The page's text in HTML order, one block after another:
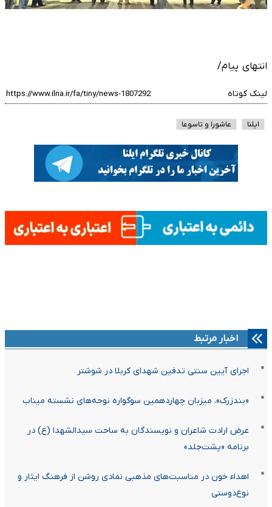
انتهای پیام/
لینک کوتاه
ایلنا عاشورا و تاسوعا
اخبار مرتبط
اجرای آیین سنتی تدفین شهدای کربلا در شوشتر
«بندزرک»، میزبان چهاردهمین سوگواره نوحه‌های نشسته میناب
عرض ارادت شاعران و نویسندگان به ساحت سیدالشهدا (ع) در
برنامه «پشت‌جلد»
اهداء خون در مناسبت‌های مذهبی نمادی روشن از فرهنگ ایثار و
نوع‌دوستی